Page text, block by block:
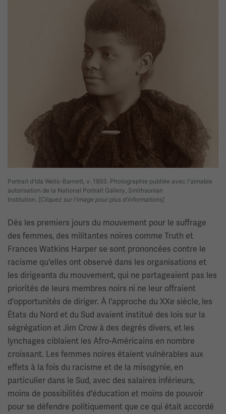
Portrait d'Ida Wells-Barnett, v. 1893. Photographie publiée avec l'aimable
autorisation de la National Portrait Gallery, Smithsonian
Institution. [Cliquez sur l'image pour plus d'informations]
Dès les premiers jours du mouvement pour le suffrage
des femmes, des militantes noires comme Truth et
Frances Watkins Harper se sont prononcées contre le
racisme qu'elles ont observé dans les organisations et
les dirigeants du mouvement, qui ne partageaient pas les
priorités de leurs membres noirs ni ne leur offraient
d'opportunités de diriger. À l'approche du XXe siècle, les
États du Nord et du Sud avaient institué des lois sur la
ségrégation et Jim Crow à des degrés divers, et les
lynchages ciblaient les Afro-Américains en nombre
croissant. Les femmes noires étaient vulnérables aux
effets à la fois du racisme et de la misogynie, en
particulier dans le Sud, avec des salaires inférieurs,
moins de possibilités d'éducation et moins de pouvoir
pour se défendre politiquement que ce qui était accordé